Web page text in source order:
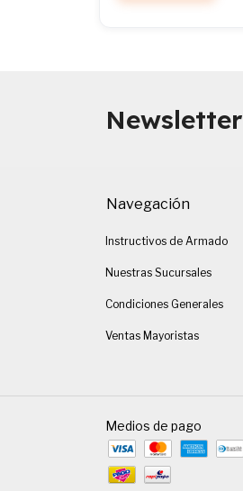
Newsletter
Navegación
Instructivos de Armado
Nuestras Sucursales
Condiciones Generales
Ventas Mayoristas
Medios de pago